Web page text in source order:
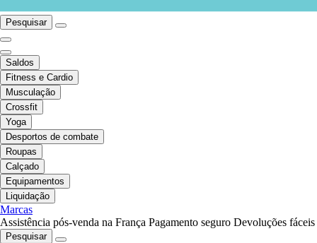
Pesquisar
Saldos
Fitness e Cardio
Musculação
Crossfit
Yoga
Desportos de combate
Roupas
Calçado
Equipamentos
Liquidação
Marcas
Assistência pós-venda na França Pagamento seguro Devoluções fáceis
Pesquisar